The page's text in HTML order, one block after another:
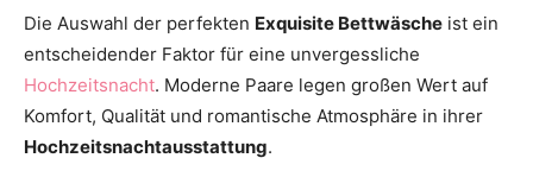
Die Auswahl der perfekten Exquisite Bettwäsche ist ein
entscheidender Faktor für eine unvergessliche
Hochzeitsnacht. Moderne Paare legen großen Wert auf
Komfort, Qualität und romantische Atmosphäre in ihrer
Hochzeitsnachtausstattung.